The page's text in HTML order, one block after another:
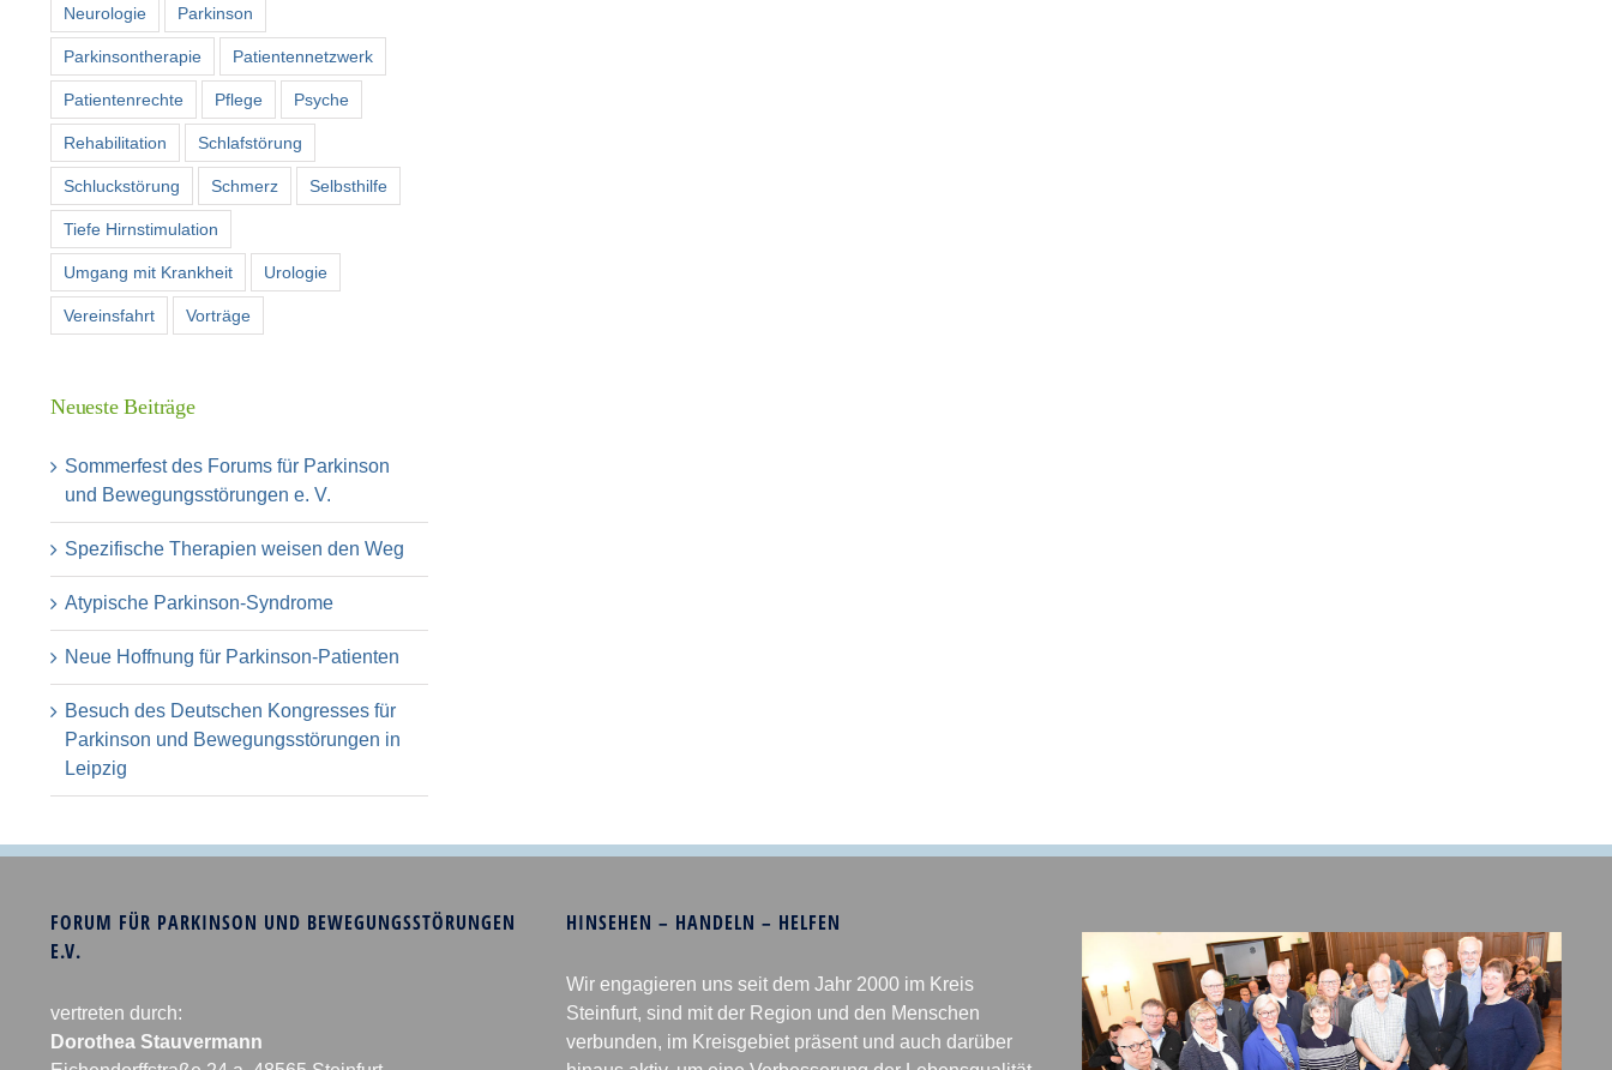
Neurologie Parkinson
Parkinsontherapie Patientennetzwerk
Patientenrechte Pflege Psyche
Rehabilitation Schlafstörung
Schluckstörung Schmerz Selbsthilfe
Tiefe Hirnstimulation
Umgang mit Krankheit Urologie
Vereinsfahrt Vorträge
Neueste Beiträge
Sommerfest des Forums für Parkinson
und Bewegungsstörungen e. V.
Spezifische Therapien weisen den Weg
Atypische Parkinson-Syndrome
Neue Hoffnung für Parkinson-Patienten
Besuch des Deutschen Kongresses für
Parkinson und Bewegungsstörungen in
Leipzig
FORUM FÜR PARKINSON UND BEWEGUNGSSTÖRUNGEN
E.V.
vertreten durch:
Dorothea Stauvermann
HINSEHEN – HANDELN – HELFEN
Wir engagieren uns seit dem Jahr 2000 im Kreis
Steinfurt, sind mit der Region und den Menschen
verbunden, im Kreisgebiet präsent und auch darüber